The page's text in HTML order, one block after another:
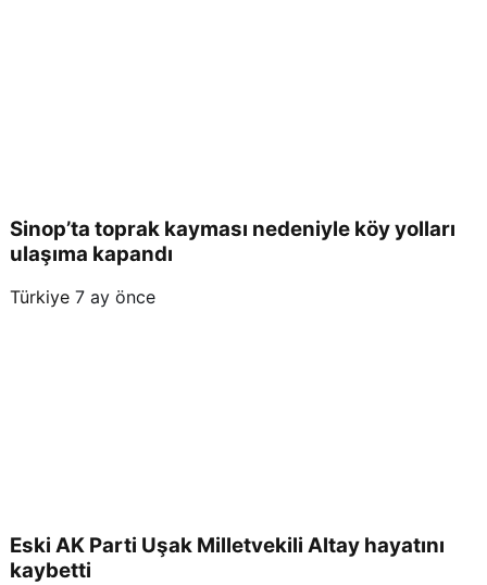
Sinop’ta toprak kayması nedeniyle köy yolları
ulaşıma kapandı
Türkiye 7 ay önce
Eski AK Parti Uşak Milletvekili Altay hayatını
kaybetti